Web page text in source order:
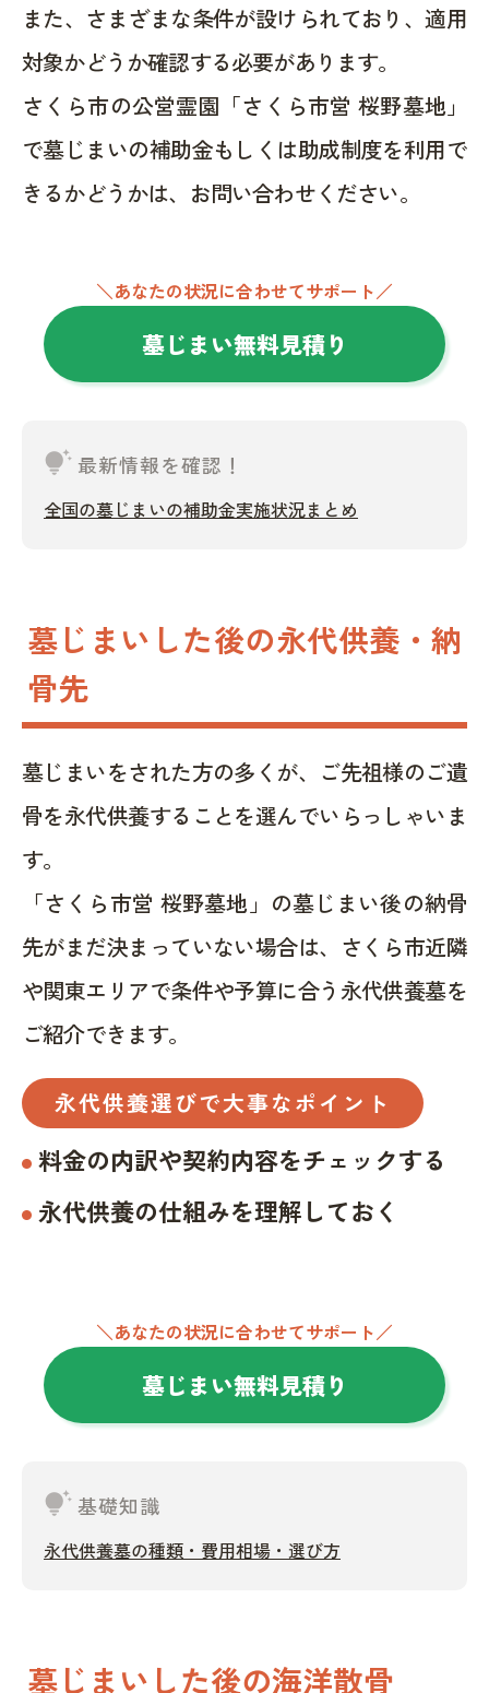
また、さまざまな条件が設けられており、適用
対象かどうか確認する必要があります。
さくら市の公営霊園「さくら市営 桜野墓地」
で墓じまいの補助金もしくは助成制度を利用で
きるかどうかは、お問い合わせください。
＼あなたの状況に合わせてサポート／
墓じまい無料見積り
tips_and_updates 最新情報を確認！
全国の墓じまいの補助金実施状況まとめ
墓じまいした後の永代供養・納
骨先
墓じまいをされた方の多くが、ご先祖様のご遺
骨を永代供養することを選んでいらっしゃいま
す。
「さくら市営 桜野墓地」の墓じまい後の納骨
先がまだ決まっていない場合は、さくら市近隣
や関東エリアで条件や予算に合う永代供養墓を
ご紹介できます。
永代供養選びで大事なポイント
料金の内訳や契約内容をチェックする
永代供養の仕組みを理解しておく
＼あなたの状況に合わせてサポート／
墓じまい無料見積り
tips_and_updates基礎知識
永代供養墓の種類・費用相場・選び方
墓じまいした後の海洋散骨